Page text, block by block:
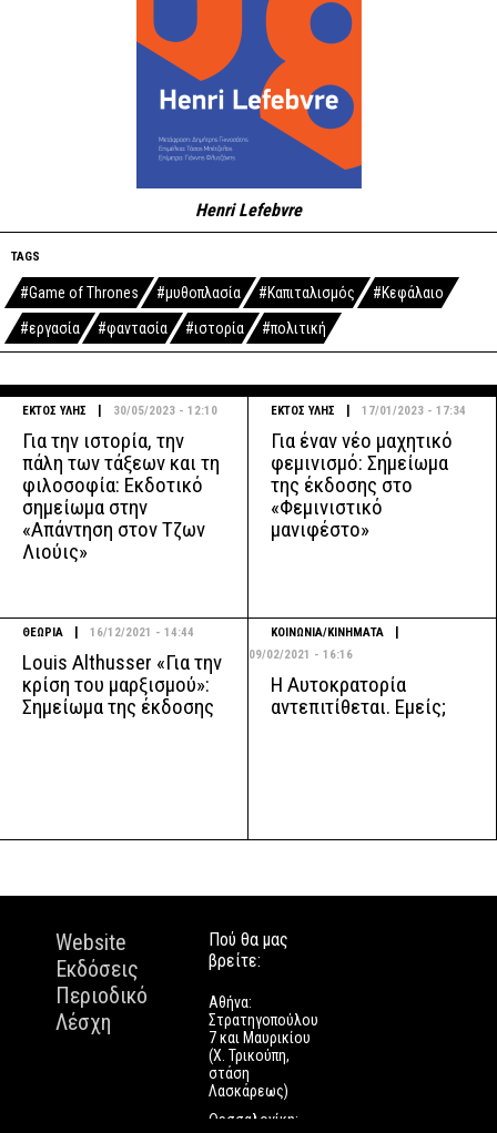
Henri Lefebvre
TAGS
#Game of Thrones #μυθοπλασία #Καπιταλισμός
#Κεφάλαιο
#εργασία
#φαντασία #ιστορία #πολιτική
ΕΚΤΟΣ ΥΛΗΣ 30/05/2023 - 12:10
Για την ιστορία, την
πάλη των τάξεων και τη
φιλοσοφία: Εκδοτικό
σημείωμα στην
«Απάντηση στον Τζων
Λιούις»
ΕΚΤΟΣ ΥΛΗΣ 17/01/2023 - 17:34
Για έναν νέο μαχητικό
φεμινισμό: Σημείωμα
της έκδοσης στο
«Φεμινιστικό
μανιφέστο»
ΘΕΩΡΙΑ 16/12/2021 - 14:44
Louis Althusser «Για την
κρίση του μαρξισμού»:
Σημείωμα της έκδοσης
ΚΟΙΝΩΝΙΑ/ΚΙΝΗΜΑΤΑ
09/02/2021 - 16:16
Η Αυτοκρατορία
αντεπιτίθεται. Εμείς;
Website
Εκδόσεις
Περιοδικό
Λέσχη
Πού θα μας
βρείτε:
Αθήνα:
Στρατηγοπούλου
7 και Μαυρικίου
(Χ. Τρικούπη,
στάση
Λασκάρεως)
Θεσσαλονίκη: